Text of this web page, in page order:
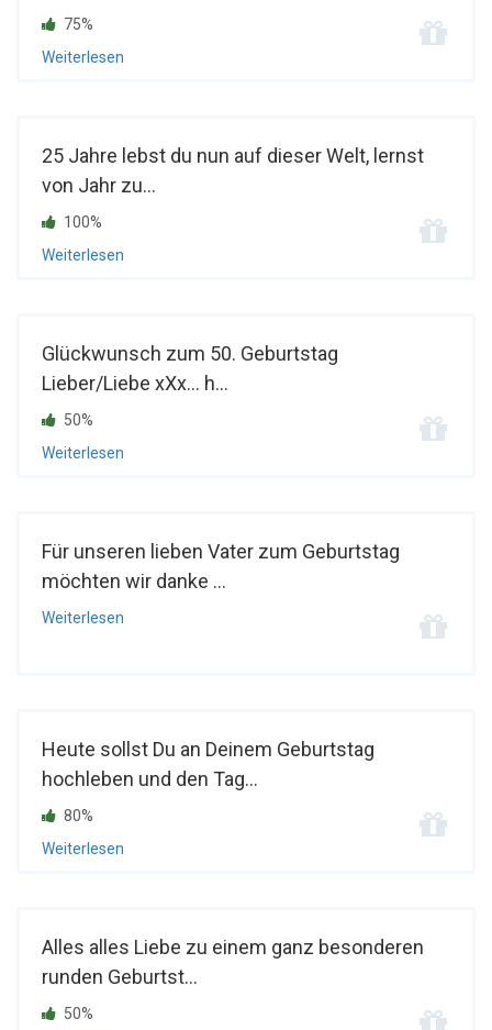
75%
Weiterlesen
25 Jahre lebst du nun auf dieser Welt, lernst
von Jahr zu...
100%
Weiterlesen
Glückwunsch zum 50. Geburtstag
Lieber/Liebe xXx... h...
50%
Weiterlesen
Für unseren lieben Vater zum Geburtstag
möchten wir danke ...
Weiterlesen
Heute sollst Du an Deinem Geburtstag
hochleben und den Tag...
80%
Weiterlesen
Alles alles Liebe zu einem ganz besonderen
runden Geburtst...
50%